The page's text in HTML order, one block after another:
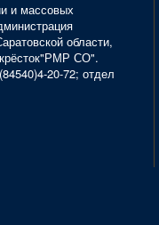
и массовых
области,
СО".
20-72; отдел